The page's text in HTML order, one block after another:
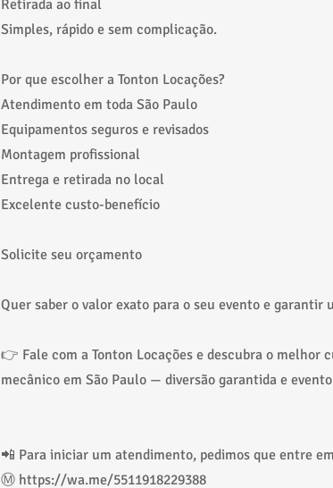
Retirada ao final
Simples, rápido e sem complicação.
Por que escolher a Tonton Locações?
Atendimento em toda São Paulo
Equipamentos seguros e revisados
Montagem profissional
Entrega e retirada no local
Excelente custo-benefício
Solicite seu orçamento
Quer saber o valor exato para o seu evento e
👉 Fale com a Tonton Locações e descubra o melhor
mecânico em São Paulo — diversão garantida e
📲 Para iniciar um atendimento, pedimos que entre
Ⓜ️ https://wa.me/5511918229388